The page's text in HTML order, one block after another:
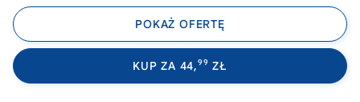
POKAŻ OFERTĘ
KUP ZA 44,99 ZŁ